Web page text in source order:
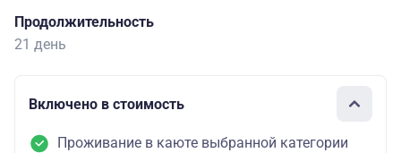
Продолжительность
21 день
Включено в стоимость
Проживание в каюте выбранной категории